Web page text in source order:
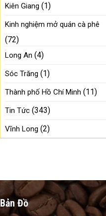
Kiên Giang (1)
Kinh nghiệm mở quán cà phê
(72)
Long An (4)
Sóc Trăng (1)
Thành phố Hồ Chí Minh (11)
Tin Tức (343)
Vĩnh Long (2)
Bản Đồ